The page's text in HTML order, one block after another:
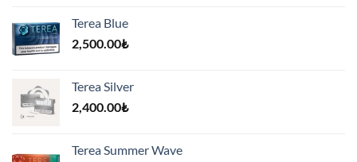
Terea Blue
2,500.00₺
Terea Silver
2,400.00₺
Terea Summer Wave